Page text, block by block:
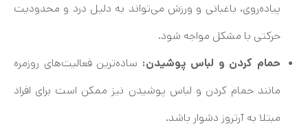
پیاده‌روی، باغبانی و ورزش می‌تواند به دلیل درد و محدودیت
حرکتی با مشکل مواجه شود.
حمام کردن و لباس پوشیدن: ساده‌ترین فعالیت‌های روزمره
مانند حمام کردن و لباس پوشیدن نیز ممکن است برای افراد
مبتلا به آرتروز دشوار باشد.